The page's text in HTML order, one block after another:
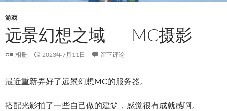
游戏
远景幻想之域——MC摄影
相册 2023年7月11日 留下评论
最近重新弄好了远景幻想MC的服务器。
搭配光影拍了一些自己做的建筑，感觉很有成就感啊。